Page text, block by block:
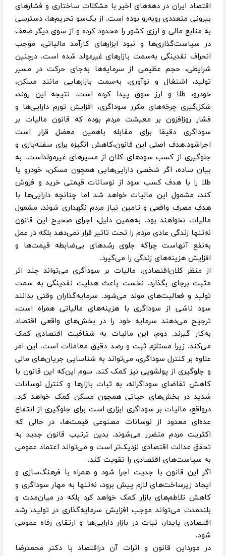
اقتصاد ایران در دهه‌های اخیر با مشکلات ساختاری و فشارهای
بیرونی متعددی روبه‌رو بوده است. از یک‌سو تحریم‌ها، دسترسی
به منابع مالی و ارزی کشور را محدود کرده و از سوی دیگر ضعف
در سیاست‌گذاری‌ها و نبود ابزارهای کارآمد مالیاتی، موجب
انحراف نقدینگی به‌سمت بازارهای غیرمولد شده است. درچنین
شرایطی، حجم عظیمی از سرمایه‌ها به‌جای حرکت در مسیر
تولید، اشتغال و نوآوری، به‌سمت بازارهایی مانند مسکن،
خودرو، طلا و ارز سوق پیدا کرده است. نتیجه این روند،
شکل‌گیری چرخه‌های مکرر سوداگری، افزایش تورم دارایی‌ها و
فشار روزافزون بر معیشت مردم بوده که قانون مالیات بر
سوداگری دقیقا برای مقابله باهمین معضل قرار است
اجراشود.هدف اصلی این قانون،کاهش انگیزه برای سفته‌بازی و
جلوگیری از کسب سودهای کلان از مسیرهای غیرمولداست. به
بیان ساده، اگر شخصی دارایی‌هایی همچون مسکن، خودرو یا
طلا را با هدف کسب سود از نوسانات قیمتی خرید و فروش
کند، مشمول این مالیات خواهد شد اما چنانچه دارایی‌ها با
هدف مصرف واقعی و تامین نیاز مردم نگهداری شوند، مشمول
مالیات نخواهند بود. به‌همین دلیل، اجرای صحیح این قانون
نه‌تنها زندگی عادی مردم را تحت تاثیر قرار نمی‌دهد بلکه در عمل
به‌نفع آنهاست چراکه جلوی رشدهای بی‌ضابطه قیمت‌ها و
افزایش هزینه‌های زندگی را می‌گیرد.
از منظر کلان‌اقتصادی، مالیات بر سوداگری می‌تواند چند اثر
مثبت برجای بگذارد. نخست باعث هدایت نقدینگی به سمت
تولید و فعالیت‌های مولد می‌شود. سرمایه‌گذاران وقتی بدانند
سود ناشی از سوداگری با هزینه‌های مالیاتی همراه است،
ترجیح می‌دهند سرمایه خود را در بخش‌های واقعی اقتصاد
به‌کار گیرند. دوم، این مالیات به شفافیت اقتصادی کمک
می‌کند. زیرا مستلزم ثبت و رصد دقیق معاملات است. این امر
علاوه بر کنترل سوداگری، می‌تواند به شناسایی جریان‌های مالی
و جلوگیری از پولشویی نیز کمک کند. سوم این‌که این قانون با
کاهش تقاضای سوداگرانه، به ثبات بازارها و کنترل نوسانات
شدید در بخش‌های حیاتی همچون مسکن کمک خواهد کرد.
درواقع، مالیات بر سوداگری ابزاری است برای جلوگیری از انتفاع
عده‌ای معدود از نوسانات مصنوعی قیمت‌ها، در حالی که
اکثریت مردم متضرر می‌شوند. بدین ترتیب قانون جدید به
تحقق عدالت اقتصادی نزدیک‌تر است و می‌تواند اعتماد عمومی
به سیاست‌های اقتصادی را تقویت کند.
اگر این قانون با جدیت اجرا شود و همراه با فرهنگ‌سازی و
ایجاد زیرساخت‌های لازم پیش برود، نه‌تنها به مهار سوداگری و
کاهش تلاطم‌های بازار کمک خواهد کرد بلکه در میان‌مدت و
بلندمدت می‌تواند موجب افزایش سرمایه‌گذاری در تولید، رشد
اقتصادی پایدار، ثبات در بازار دارایی‌ها و ارتقای رفاه عمومی
شود.
در مورداین قانون و اثرات آن دراقتصاد با دکتر محمدرضا